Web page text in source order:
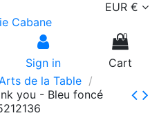
EUR €
Sign in
0
Cart
Arts de la Table
you - Bleu foncé